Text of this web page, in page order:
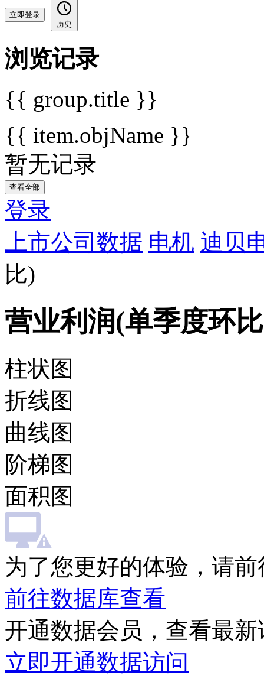
立即登录
历史
浏览记录
{{ group.title }}
{{ item.objName }}
暂无记录
查看全部
登录
上市公司数据 电机 迪贝
比)
营业利润(单季度环
柱状图
折线图
曲线图
阶梯图
面积图
为了您更好的体验，请
前往数据库查看
开通数据会员，查看最
立即开通数据访问